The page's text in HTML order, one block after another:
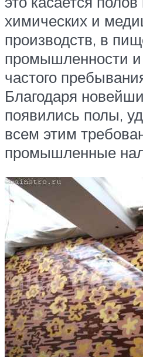
химических и
производств, в
промышленности
частого
Благодаря
появились полы,
всем этим
промышленные